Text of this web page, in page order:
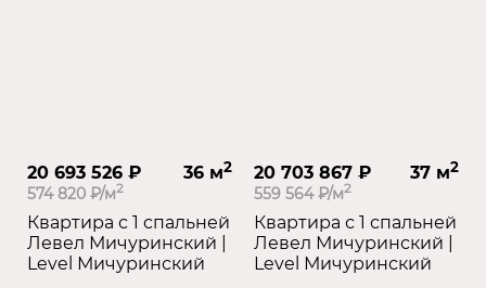
20 693 526 ₽ 36 м2
574 820 ₽/м2
Квартира с 1 спальней
Левел Мичуринский |
Level Мичуринский
20 703 867 ₽ 37 м2
559 564 ₽/м2
Квартира с 1 спальней
Левел Мичуринский |
Level Мичуринский